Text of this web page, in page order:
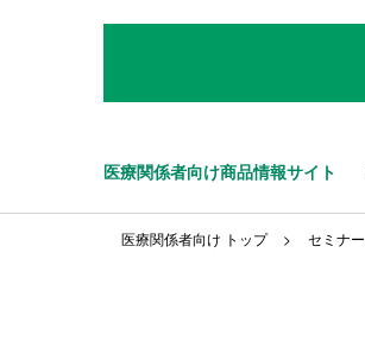
医療関係者向け商品情報サイト
医療関係者向け トップ セミナー